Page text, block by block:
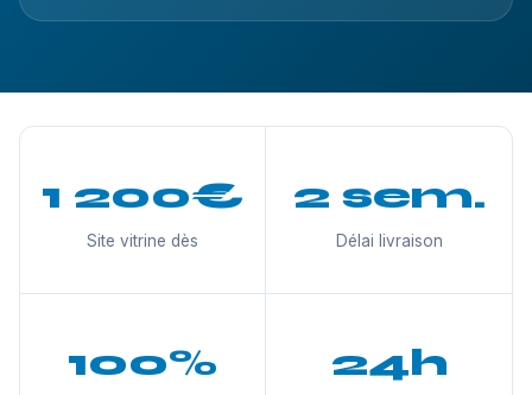
1 200€
Site vitrine dès
2 sem.
Délai livraison
100% 24h